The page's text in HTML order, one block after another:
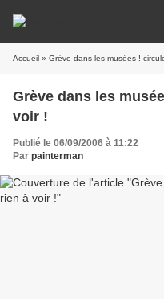
Accueil » Grève dans les musées !
Grève dans les
voir !
Publié le 06/09/2006 à 11:22
Par painterman